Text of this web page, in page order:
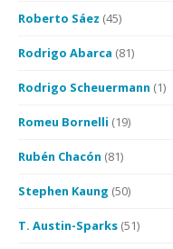
Roberto Sáez (45)
Rodrigo Abarca (81)
Rodrigo Scheuermann (1)
Romeu Bornelli (19)
Rubén Chacón (81)
Stephen Kaung (50)
T. Austin-Sparks (51)